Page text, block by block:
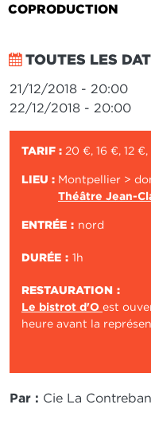
COPRODUCTION
TOUTES LES
21/12/2018 - 20:00
22/12/2018 - 20:00
TARIF : 20 €, 16 €, 12
LIEU : Montpellier >
Théâtre Jean-
ENTRÉE nord
DURÉE 1h
RESTAURATION
Le bistrot d'O est
heure avant la
Par : Cie La